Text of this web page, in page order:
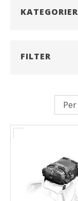
KATEGORIER
FILTER